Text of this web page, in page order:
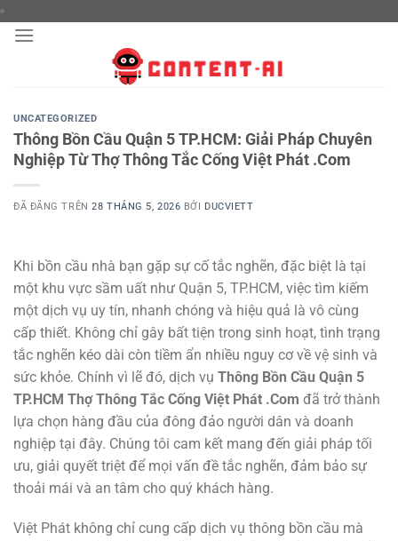
đến
UNCATEGORIZED
Thông Bồn Cầu Quận 5 TP.HCM: Giải Pháp Chuyên
Nghiệp Từ Thợ Thông Tắc Cống Việt Phát .Com
ĐÃ ĐĂNG TRÊN28 THÁNG 5, 2026 BỞI DUCVIETT
Khi bồn cầu nhà bạn gặp sự cố tắc nghẽn, đặc biệt là tại
một khu vực sầm uất như Quận 5, TP.HCM, việc tìm kiếm
một dịch vụ uy tín, nhanh chóng và hiệu quả là vô cùng
cấp thiết. Không chỉ gây bất tiện trong sinh hoạt, tình trạng
tắc nghẽn kéo dài còn tiềm ẩn nhiều nguy cơ về vệ sinh và
sức khỏe. Chính vì lẽ đó, dịch vụ Thông Bồn Cầu Quận 5
TP.HCM Thợ Thông Tắc Cống Việt Phát .Com đã trở thành
lựa chọn hàng đầu của đông đảo người dân và doanh
nghiệp tại đây. Chúng tôi cam kết mang đến giải pháp tối
ưu, giải quyết triệt để mọi vấn đề tắc nghẽn, đảm bảo sự
thoải mái và an tâm cho quý khách hàng.
Việt Phát không chỉ cung cấp dịch vụ thông bồn cầu mà